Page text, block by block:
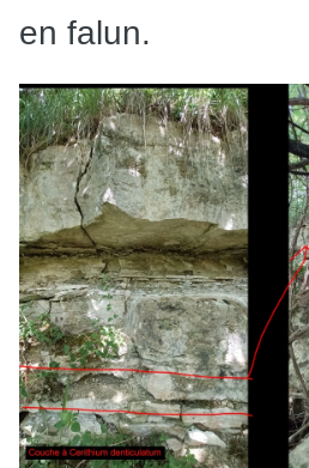
en falun.